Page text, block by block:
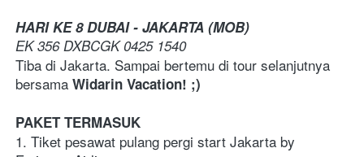
HARI KE 8 DUBAI - JAKARTA (MOB)
EK 356 DXBCGK 0425 1540
Tiba di Jakarta. Sampai bertemu di tour selanjutnya
bersama Widarin Vacation! ;)
PAKET TERMASUK
1. Tiket pesawat pulang pergi start Jakarta by